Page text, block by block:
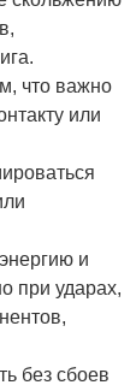
что важно
или
и
при ударах,
без сбоев